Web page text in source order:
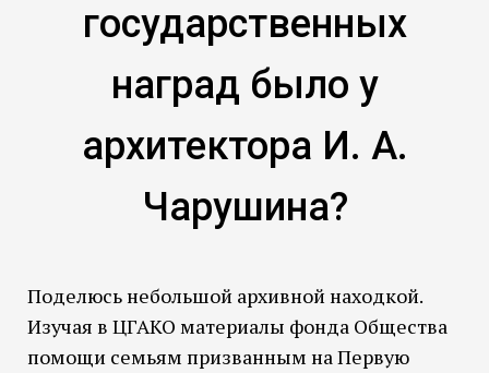
государственных
наград было у
архитектора И. А.
Чарушина?
Поделюсь небольшой архивной находкой.
Изучая в ЦГАКО материалы фонда Общества
помощи семьям призванным на Первую